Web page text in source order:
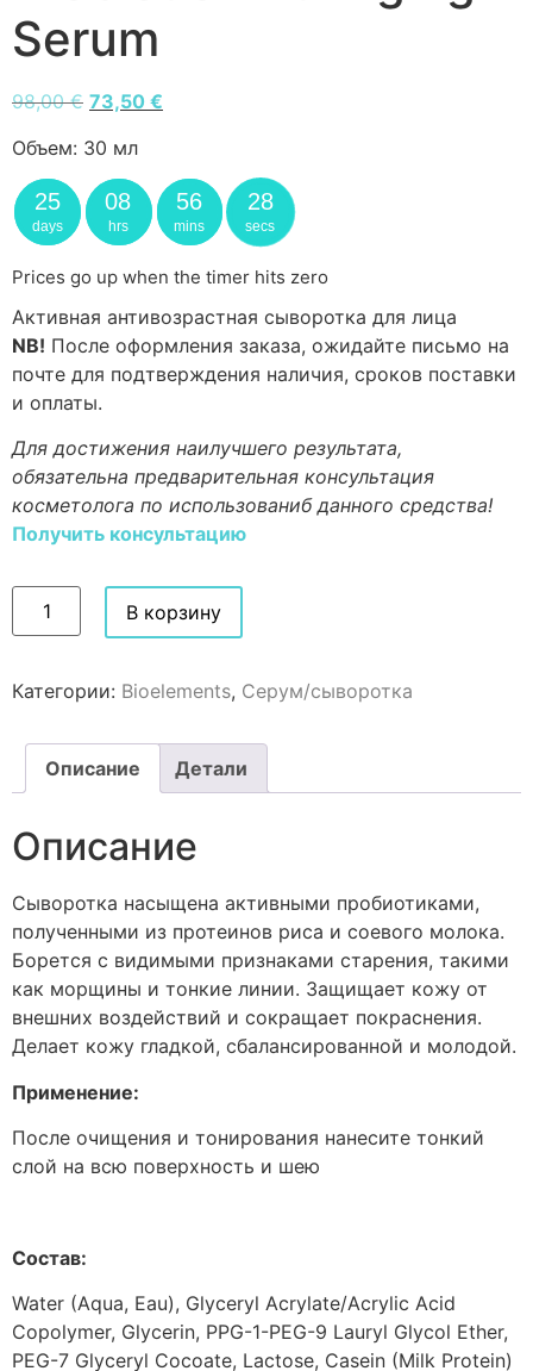
Serum
98,00€ 73,50 €
Объем: 30 мл
25
days
08
hrs
56
mins
28
secs
Prices go up when the timer hits zero
Активная антивозрастная сыворотка для лица
NB! После оформления заказа, ожидайте письмо на
почте для подтверждения наличия, сроков поставки
и оплаты.
Для достижения наилучшего результата,
обязательна предварительная консультация
косметолога по использованиб данного средства!
Получить консультацию
В корзину
Категории: Bioelements, Серум/сыворотка
Описание Детали
Описание
Сыворотка насыщена активными пробиотиками,
полученными из протеинов риса и соевого молока.
Борется с видимыми признаками старения, такими
как морщины и тонкие линии. Защищает кожу от
внешних воздействий и сокращает покраснения.
Делает кожу гладкой, сбалансированной и молодой.
Применение:
После очищения и тонирования нанесите тонкий
слой на всю поверхность и шею
Состав:
Water (Aqua, Eau), Glyceryl Acrylate/Acrylic Acid
Copolymer, Glycerin, PPG-1-PEG-9 Lauryl Glycol Ether,
PEG-7 Glyceryl Cocoate, Lactose, Casein (Milk Protein)